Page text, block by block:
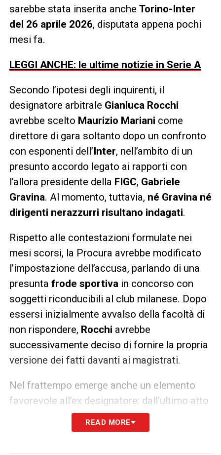
sarebbe stata inserita anche Torino-Inter
del 26 aprile 2026, disputata appena pochi
mesi fa.
LEGGI ANCHE: le ultime notizie in Serie A
Secondo l’ipotesi degli inquirenti, il
designatore arbitrale Gianluca Rocchi
avrebbe scelto Maurizio Mariani come
direttore di gara soltanto dopo un confronto
con esponenti dell’Inter, nell’ambito di un
presunto accordo legato ai rapporti con
l’allora presidente della FIGC, Gabriele
Gravina. Al momento, tuttavia, né Gravina né
dirigenti nerazzurri risultano indagati.
Rispetto alle contestazioni formulate nei
mesi scorsi, la Procura avrebbe modificato
l’impostazione dell’accusa, parlando di una
presunta frode sportiva in concorso con
soggetti riconducibili al club milanese. Dopo
essersi inizialmente avvalso della facoltà di
non rispondere, Rocchi avrebbe
successivamente deciso di fornire la propria
versione dei fatti davanti ai magistrati.
Nel frattempo emerge anche un elemento
favorevole all’ex designatore: dall’ultimo atto
d’indagine è infatti scomparsa l’ipotesi
relativa alle presunteinterferenze nella sala
READ MORE